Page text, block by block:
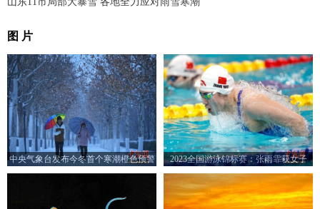
图 片
中央气象台发布今冬首个寒潮橙色预警
2023全国游泳锦标赛：张雨霏获女子
200米蝶泳亚军